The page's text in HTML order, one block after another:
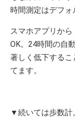
時間測定はデフォ
スマホアプリか
OK。24時間の自
著しく低下する
てます。
▼続いては歩数計